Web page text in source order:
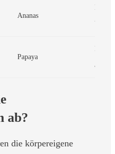
Ananas
Papaya
ab?
die körpereigene